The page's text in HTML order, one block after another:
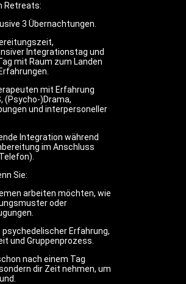
Retreats:
3 Übernachtungen.
Integrationstag und
mit Raum zum Landen
mit Erfahrung
(Psycho-)Drama,
und interpersoneller
Integration während
im Anschluss
Sie:
arbeiten möchten, wie
oder
psychedelischer Erfahrung,
und Gruppenprozess.
nach einem Tag
dir Zeit nehmen, um